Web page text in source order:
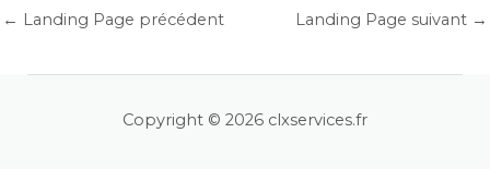
← Landing Page précédent Landing Page suivant →
Copyright © 2026 clxservices.fr